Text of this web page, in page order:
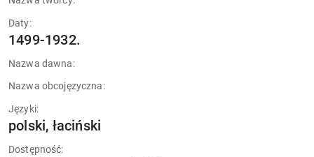
Daty:
1499-1932.
Nazwa dawna:
Nazwa obcojęzyczna:
Języki:
polski, łaciński
Dostępność: